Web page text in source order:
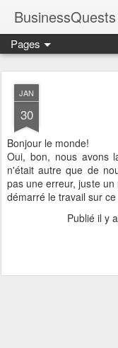
Pages
JAN
30
Bonjour le monde!
Oui, bon, nous avons
n'était autre que de
pas une erreur, juste
démarré le travail sur ce
Publié il y a